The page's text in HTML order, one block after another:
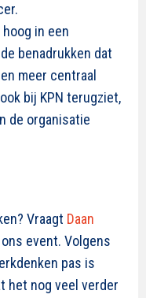
in een
benadrukken dat
meer centraal
bij KPN terugziet,
de organisatie
Vraagt Daan
event. Volgens
pas is
het nog veel verder